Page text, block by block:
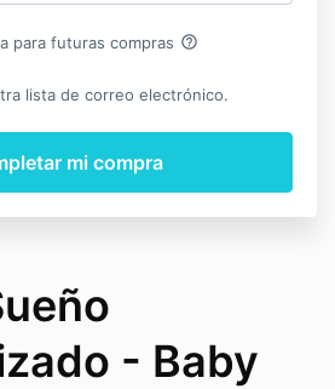
para futuras compras help_outline
lista de correo electrónico.
- Baby